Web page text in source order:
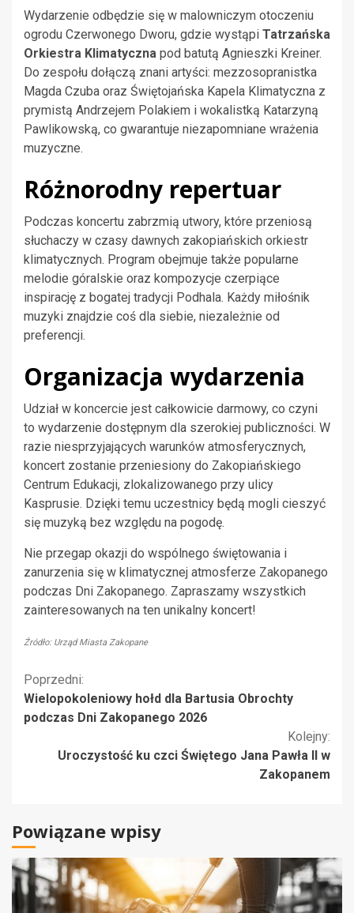
Wydarzenie odbędzie się w malowniczym otoczeniu
ogrodu Czerwonego Dworu, gdzie wystąpi Tatrzańska
Orkiestra Klimatyczna pod batutą Agnieszki Kreiner.
Do zespołu dołączą znani artyści: mezzosopranistka
Magda Czuba oraz Świętojańska Kapela Klimatyczna z
prymistą Andrzejem Polakiem i wokalistką Katarzyną
Pawlikowską, co gwarantuje niezapomniane wrażenia
muzyczne.
Różnorodny repertuar
Podczas koncertu zabrzmią utwory, które przeniosą
słuchaczy w czasy dawnych zakopiańskich orkiestr
klimatycznych. Program obejmuje także popularne
melodie góralskie oraz kompozycje czerpiące
inspirację z bogatej tradycji Podhala. Każdy miłośnik
muzyki znajdzie coś dla siebie, niezależnie od
preferencji.
Organizacja wydarzenia
Udział w koncercie jest całkowicie darmowy, co czyni
to wydarzenie dostępnym dla szerokiej publiczności. W
razie niesprzyjających warunków atmosferycznych,
koncert zostanie przeniesiony do Zakopiańskiego
Centrum Edukacji, zlokalizowanego przy ulicy
Kasprusie. Dzięki temu uczestnicy będą mogli cieszyć
się muzyką bez względu na pogodę.
Nie przegap okazji do wspólnego świętowania i
zanurzenia się w klimatycznej atmosferze Zakopanego
podczas Dni Zakopanego. Zapraszamy wszystkich
zainteresowanych na ten unikalny koncert!
Źródło: Urząd Miasta Zakopane
Kontynuuj
czytanie
Poprzedni:
Wielopokoleniowy hołd dla Bartusia Obrochty
podczas Dni Zakopanego 2026
Kolejny:
Uroczystość ku czci Świętego Jana Pawła II w
Zakopanem
Powiązane wpisy